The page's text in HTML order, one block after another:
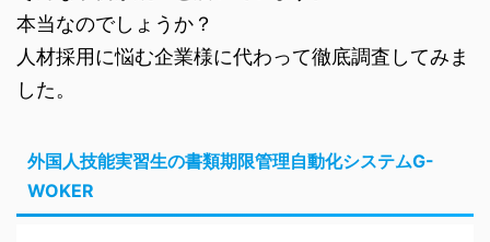
本当なのでしょうか？
人材採用に悩む企業様に代わって徹底調査してみま
した。
外国人技能実習生の書類期限管理自動化システムG-
WOKER